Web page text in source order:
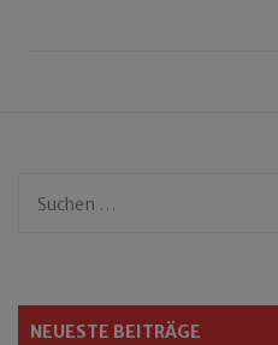
Suchen
NEUESTE BEITRÄGE